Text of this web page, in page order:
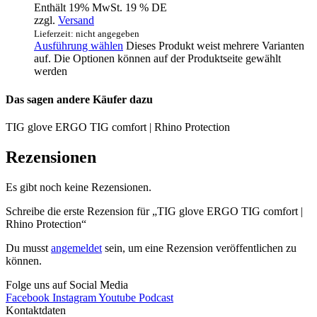
Enthält 19% MwSt. 19 % DE
zzgl. Versand
Lieferzeit: nicht angegeben
Ausführung wählen Dieses Produkt weist mehrere Varianten
auf. Die Optionen können auf der Produktseite gewählt
werden
Das sagen andere Käufer dazu
TIG glove ERGO TIG comfort | Rhino Protection
Rezensionen
Es gibt noch keine Rezensionen.
Schreibe die erste Rezension für „TIG glove ERGO TIG comfort |
Rhino Protection“
Du musst angemeldet sein, um eine Rezension veröffentlichen zu
können.
Folge uns auf Social Media
Facebook InstagramYoutube Podcast
Kontaktdaten